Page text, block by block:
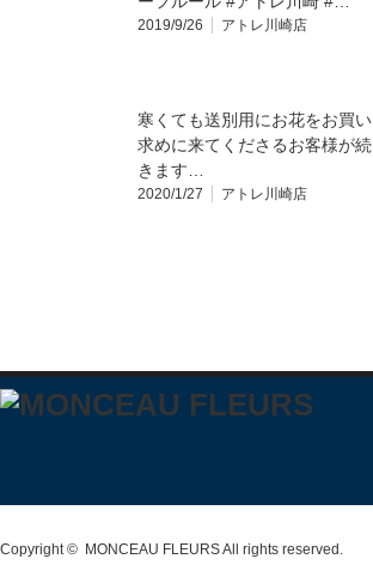
2019/9/26 アトレ川崎店
寒くても送別用にお花をお買い
求めに来てくださるお客様が続
きます️…
2020/1/27 アトレ川崎店
Copyright © MONCEAU FLEURSAll rights reserved.